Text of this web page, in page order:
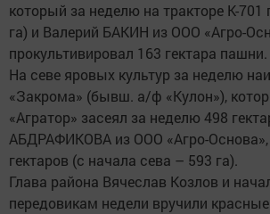
который за неделю на тракторе К-
га) и Валерий БАКИН из ООО «Агро-
прокультивировал 163 гектара пашни.
На севе яровых культур за неделю
«Закрома» (бывш. а/ф «Кулон»),
«Агратор» засеял за неделю 498
АБДРАФИКОВА из ООО «Агро-Основа»,
гектаров (с начала сева – 593 га).
Глава района Вячеслав Козлов и
передовикам недели вручили